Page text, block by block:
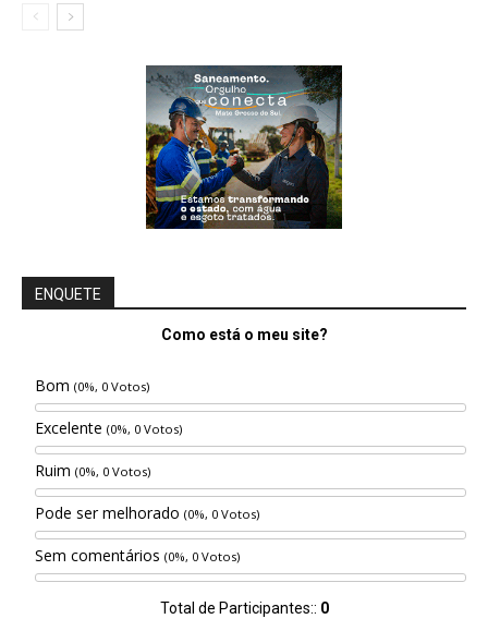
ENQUETE
Como está o meu site?
Bom (0%, 0 Votos)
Excelente (0%, 0 Votos)
Ruim (0%, 0 Votos)
Pode ser melhorado (0%, 0 Votos)
Sem comentários (0%, 0 Votos)
Total de Participantes:: 0